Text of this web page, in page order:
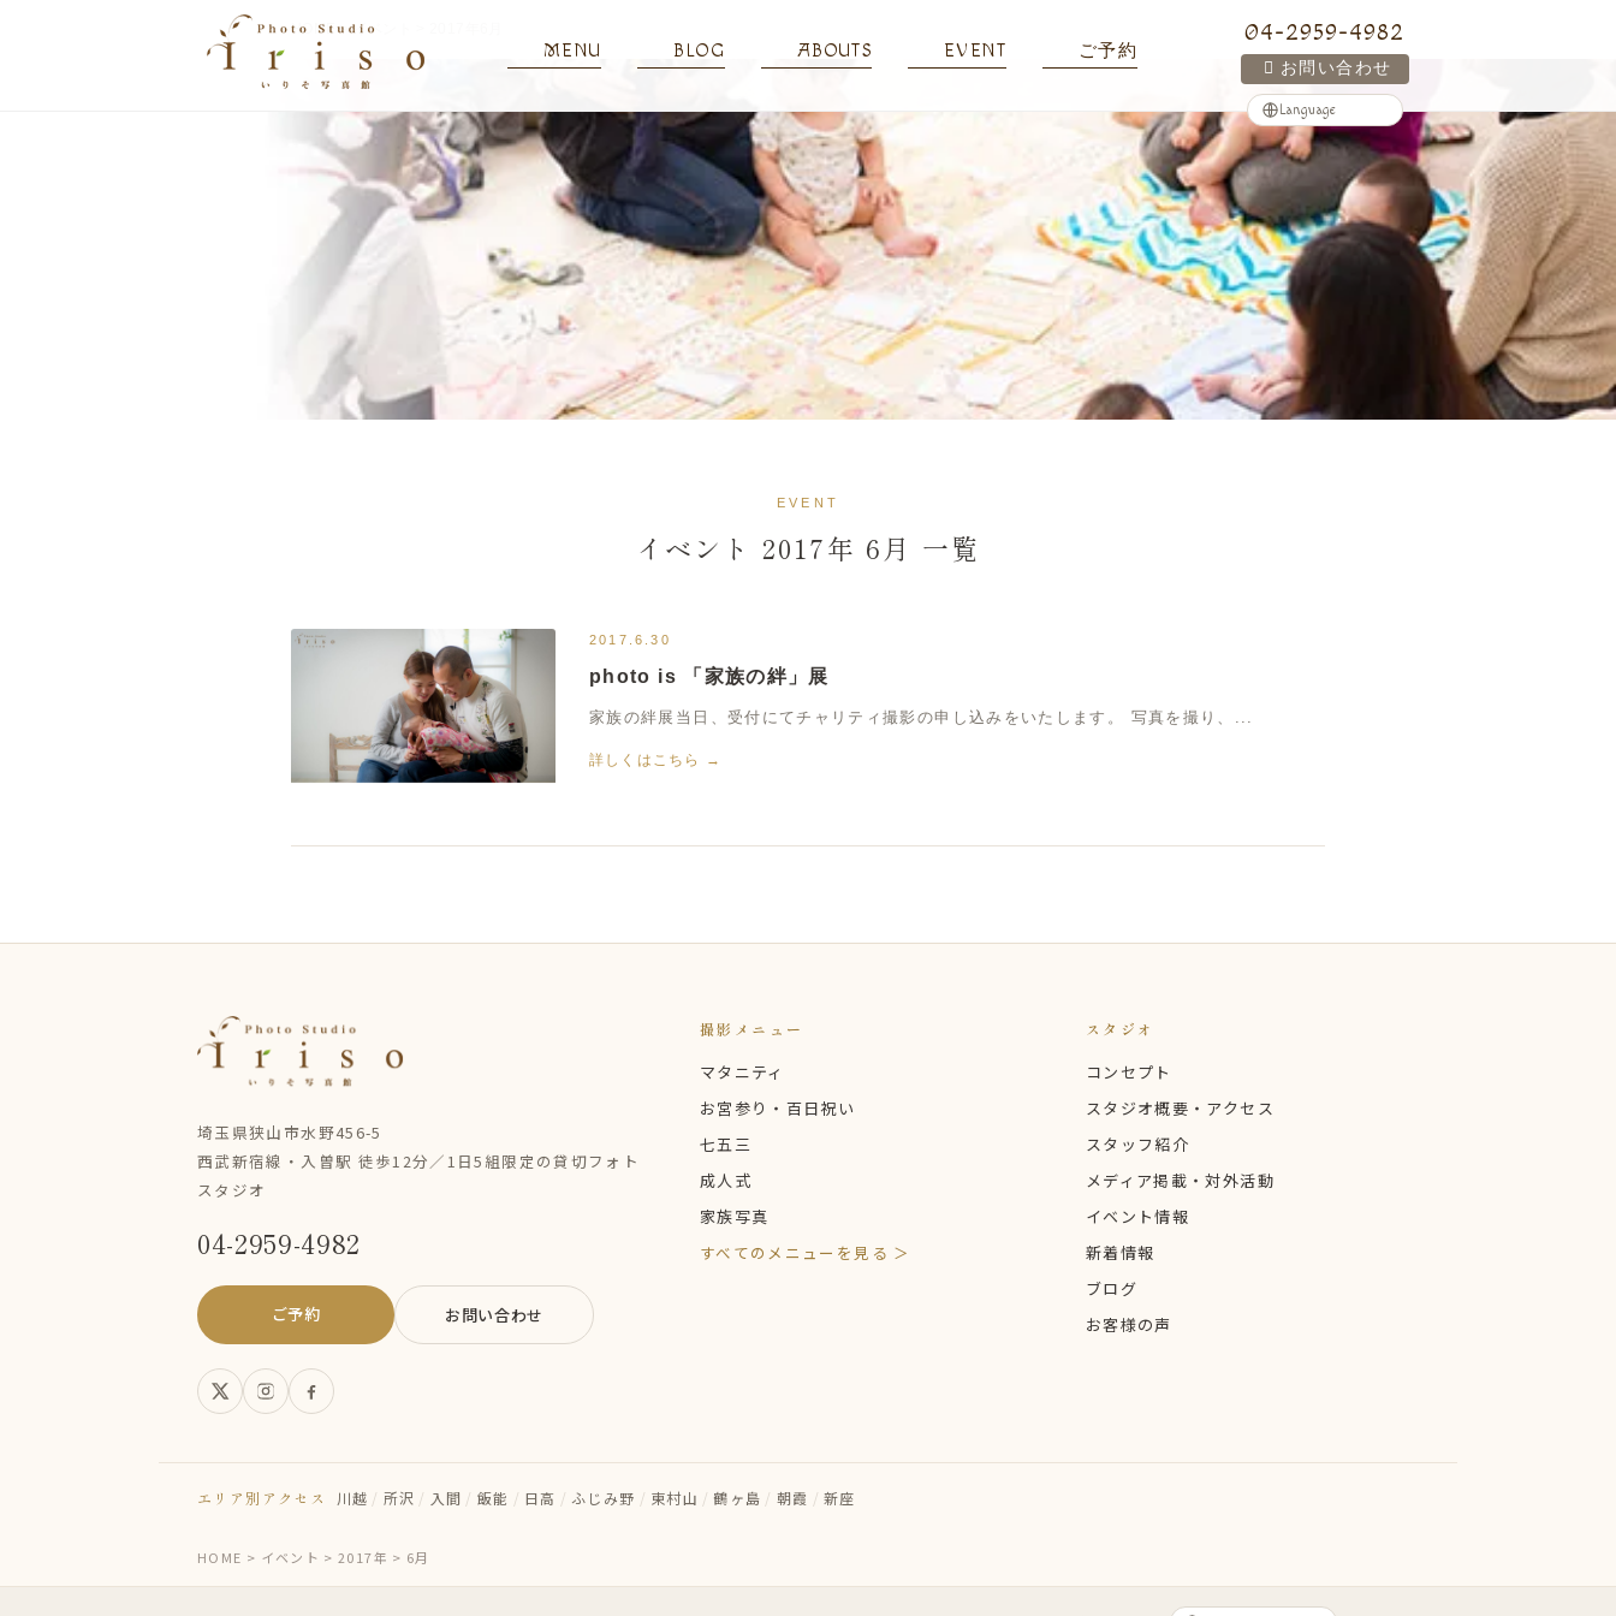
MENU BLOG ABOUTS EVENT ご予約
04-2959-4982
お問い合わせ
HOME >イベント
EVENT
イベント 2017年 6月 一覧
2017.6.30
photo is 「家族の絆」展
家族の絆展当日、受付にてチャリティ撮影の申し込みをいたします。 写真を撮り、...
詳しくはこちら →
埼玉県狭山市水野456-5
西武新宿線・入曽駅 徒歩12分／1日5組限定の貸切フォト
スタジオ
04-2959-4982
ご予約 お問い合わせ
撮影メニュー
マタニティ
お宮参り・百日祝い
七五三
成人式
家族写真
すべてのメニューを見る ＞
スタジオ
コンセプト
スタジオ概要・アクセス
スタッフ紹介
メディア掲載・対外活動
イベント情報
新着情報
ブログ
お客様の声
エリア別アクセス 川越 / 所沢 / 入間 / 飯能 / 日高 / ふじみ野 / 東村山 / 鶴ヶ島 / 朝霞 / 新座
HOME > イベント >2017年 > 6月